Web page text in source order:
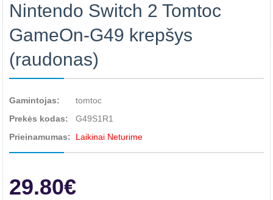
Nintendo Switch 2 Tomtoc
GameOn-G49 krepšys
(raudonas)
Gamintojas:
tomtoc
Prekės kodas:
G49S1R1
Prieinamumas:
Laikinai Neturime
29.80€